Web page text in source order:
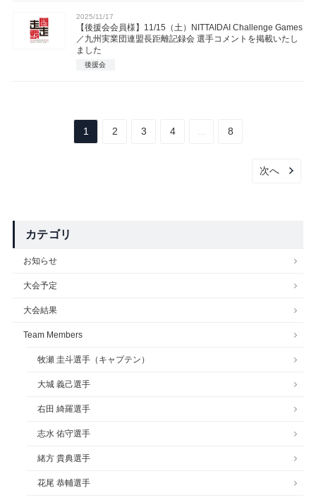
2025/11/17
【後援会会員様】11/15（土）NITTAIDAI Challenge Games
／九州実業団連盟長距離記録会 選手コメントを掲載いたし
ました
後援会
1 2 3 4 8
次へ
カテゴリ
お知らせ
大会予定
大会結果
Team Members
牧瀬 圭斗選手（キャプテン）
大城 義己選手
右田 綺羅選手
志水 佑守選手
緒方 貴典選手
花尾 恭輔選手